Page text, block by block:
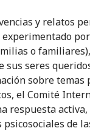
y relatos
o
sus seres
sobre temas
el Comité
respuesta
psicosociales de